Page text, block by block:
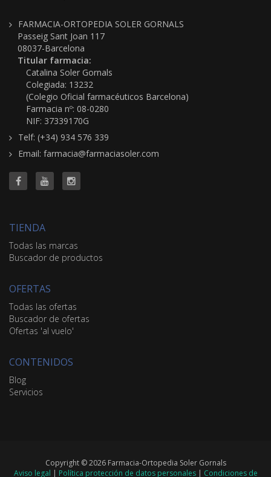
FARMACIA-ORTOPEDIA SOLER GORNALS
Passeig Sant Joan 117
08037-Barcelona
Titular farmacia:
Catalina Soler Gornals
Colegiada: 13232
(Colegio Oficial farmacéuticos Barcelona)
Farmacia nº: 08-0280
NIF: 37339170G
Telf: (+34) 934 576 339
Email: farmacia@farmaciasoler.com
TIENDA
Todas las marcas
Buscador de productos
OFERTAS
Todas las ofertas
Buscador de ofertas
Ofertas 'al vuelo'
CONTENIDOS
Blog
Servicios
Copyright © 2026 Farmacia-Ortopedia Soler Gornals
Aviso legal | Política protección de datos personales| Condiciones de